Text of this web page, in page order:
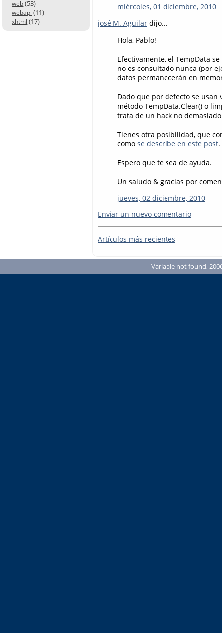
web (53)
webapi (11)
xhtml (17)
miércoles, 01 diciembre, 2010
josé M. Aguilar dijo...
Hola, Pablo!
Efectivamente, el TempData
no es consultado nunca (por
datos permanecerán en
Dado que por defecto se
método TempData.Clear() o
trata de un hack no
Tienes otra posibilidad, que
como se describe en este post.
Espero que te sea de ayuda.
Un saludo & gracias por
jueves, 02 diciembre, 2010
Enviar un nuevo comentario
Artículos más recientes
Variable not found,